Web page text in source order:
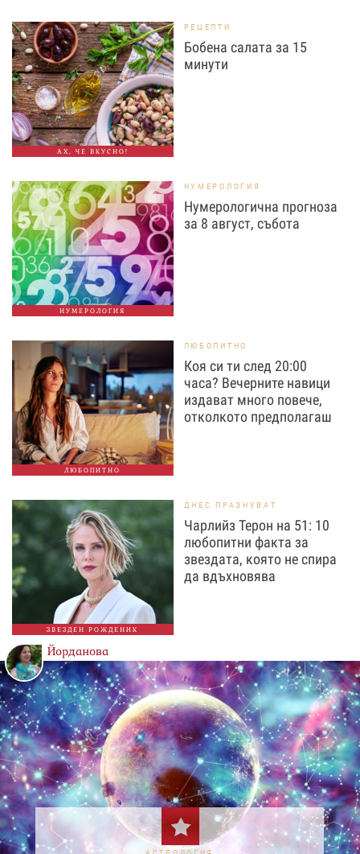
АХ, ЧЕ ВКУСНО!
РЕЦЕПТИ
Бобена салата за 15
минути
НУМЕРОЛОГИЯ
НУМЕРОЛОГИЯ
Нумерологична прогноза
за 8 август, събота
ЛЮБОПИТНО
ЛЮБОПИТНО
Коя си ти след 20:00
часа? Вечерните навици
издават много повече,
отколкото предполагаш
ЗВЕЗДЕН РОЖДЕНИК
ДНЕС ПРАЗНУВАТ
Чарлийз Терон на 51: 10
любопитни факта за
звездата, която не спира
да вдъхновява
Йорданова